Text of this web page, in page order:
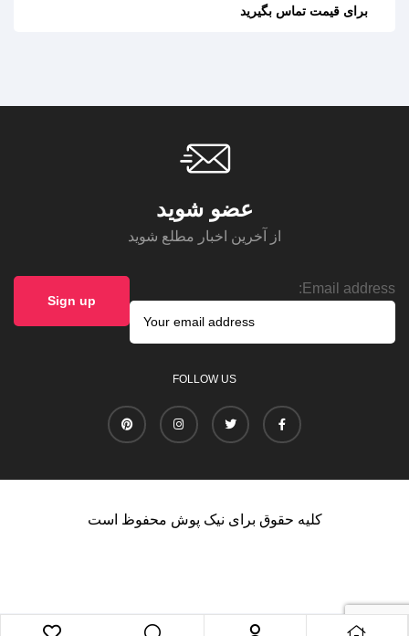
برای قیمت تماس بگیرید
عضو شوید
از آخرین اخبار مطلع شوید
Email address:
FOLLOW US
کلیه حقوق برای نیک پوش محفوظ است